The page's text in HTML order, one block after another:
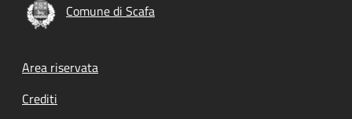
Comune di Scafa
Footer menu
Area riservata
Crediti